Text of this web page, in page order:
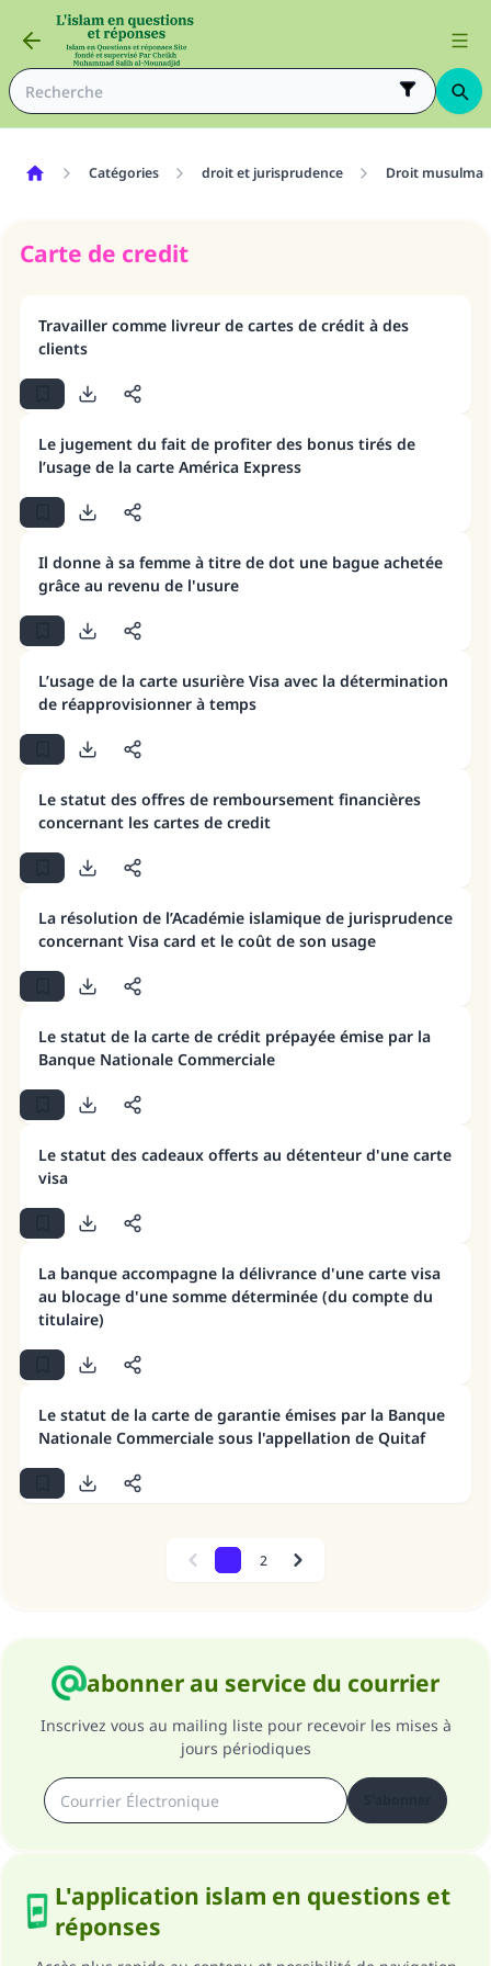
Catégories droit et jurisprudence Droit musulman
Carte de credit
Travailler comme livreur de cartes de crédit à des
clients
Le jugement du fait de profiter des bonus tirés de
l’usage de la carte América Express
Il donne à sa femme à titre de dot une bague achetée
grâce au revenu de l'usure
L’usage de la carte usurière Visa avec la détermination
de réapprovisionner à temps
Le statut des offres de remboursement financières
concernant les cartes de credit
La résolution de l’Académie islamique de jurisprudence
concernant Visa card et le coût de son usage
Le statut de la carte de crédit prépayée émise par la
Banque Nationale Commerciale
Le statut des cadeaux offerts au détenteur d'une carte
visa
La banque accompagne la délivrance d'une carte visa
au blocage d'une somme déterminée (du compte du
titulaire)
Le statut de la carte de garantie émises par la Banque
Nationale Commerciale sous l'appellation de Quitaf
Previous 2 Next
abonner au service du courrier
Inscrivez vous au mailing liste pour recevoir les mises à
jours périodiques
L'application islam en questions et
réponses
Faites une différence dans la vie de
millions de personnes grâce à votre
Le Messager d'Allah (Paix sur lui) a dit:
"Celui qui indique une bonne action obtient la
même récompense que celui qui le fait."